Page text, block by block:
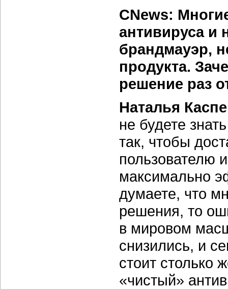
CNews:
антивируса и
брандмауэр,
продукта.
решение раз
Наталья
не будете
так, чтобы
пользователю
максимально
думаете, что
решения, то
в мировом
снизились, и
стоит столько
«чистый»